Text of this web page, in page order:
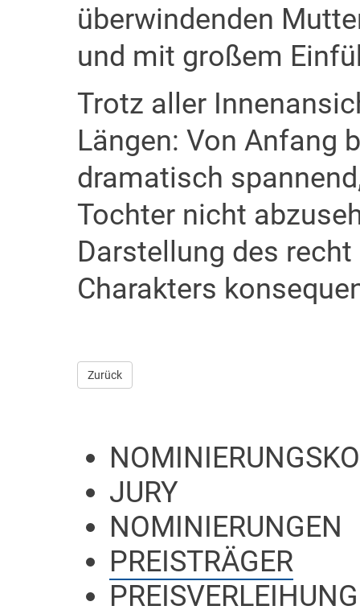
überwindenden
und mit großem
Trotz aller
Längen: Von Anfang
dramatisch
Tochter nicht
Darstellung des
Charakters
Zurück
JURY
NOMINIERUNGEN
PREISTRÄGER
PREISVERLEIHUNG